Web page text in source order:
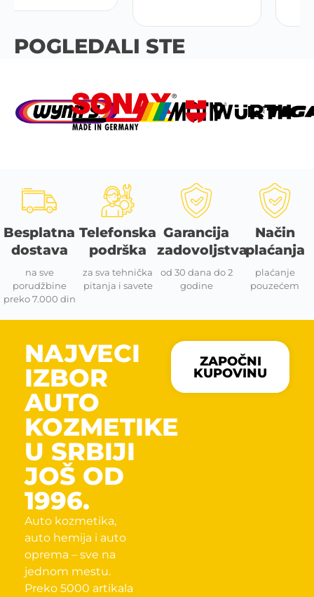
POGLEDALI STE
Besplatna
dostava
na sve
porudžbine
preko 7.000 din
Telefonska
podrška
za sva tehnička
pitanja i savete
Garancija
zadovoljstva
od 30 dana do 2
godine
Način
plaćanja
plaćanje
pouzećem
NAJVECI
IZBOR
AUTO
KOZMETIKE
U SRBIJI
JOŠ OD
1996.
Auto kozmetika,
auto hemija i auto
oprema – sve na
jednom mestu.
Preko 5000 artikala
ZAPOČNI
KUPOVINU